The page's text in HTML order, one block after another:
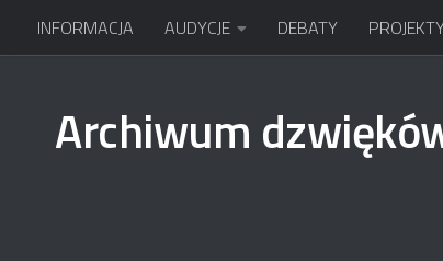
Przejdź do treści
INFORMACJA AUDYCJE DEBATY
Archiwum